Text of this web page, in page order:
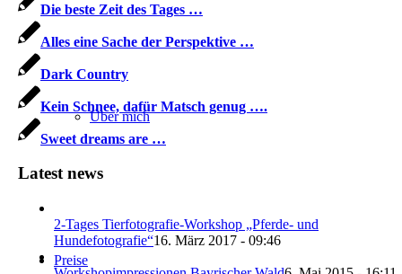
Über mich
Preise
Die beste Zeit des Tages …
Alles eine Sache der Perspektive …
Dark Country
Kein Schnee, dafür Matsch genug ….
Sweet dreams are …
Latest news
2-Tages Tierfotografie-Workshop „Pferde- und
Hundefotografie“16. März 2017 - 09:46